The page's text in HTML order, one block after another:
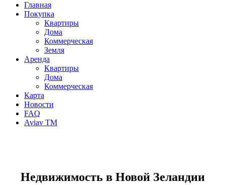
Главная
Покупка
Квартиры
Дома
Коммерческая
Земля
Аренда
Квартиры
Дома
Коммерческая
Карта
Новости
FAQ
Aviav TM
Недвижимость в Новой Зеландии